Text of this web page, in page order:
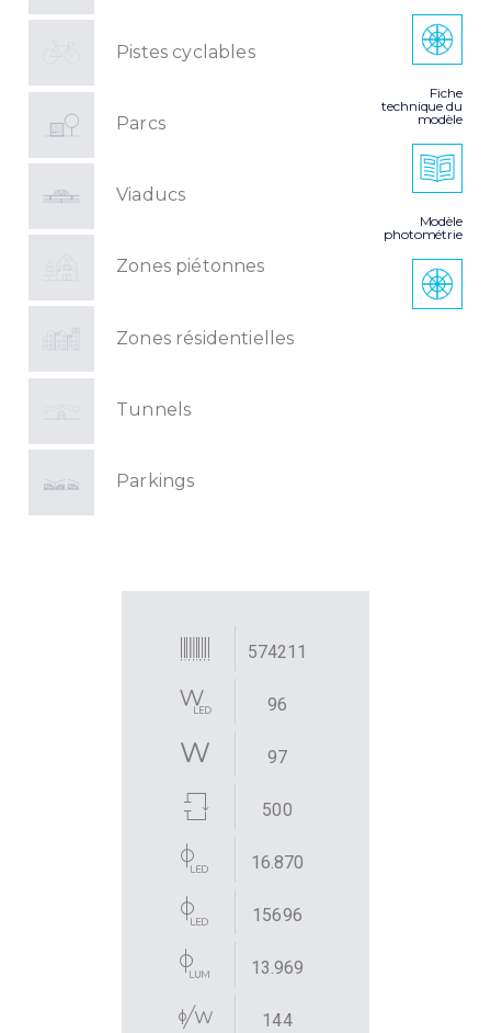
Pistes cyclables
Parcs
Viaducs
Zones piétonnes
Zones résidentielles
Tunnels
Parkings
Fiche
technique du
modèle
Modèle
photométrie
574211
96
97
500
16.870
15696
13.969
144